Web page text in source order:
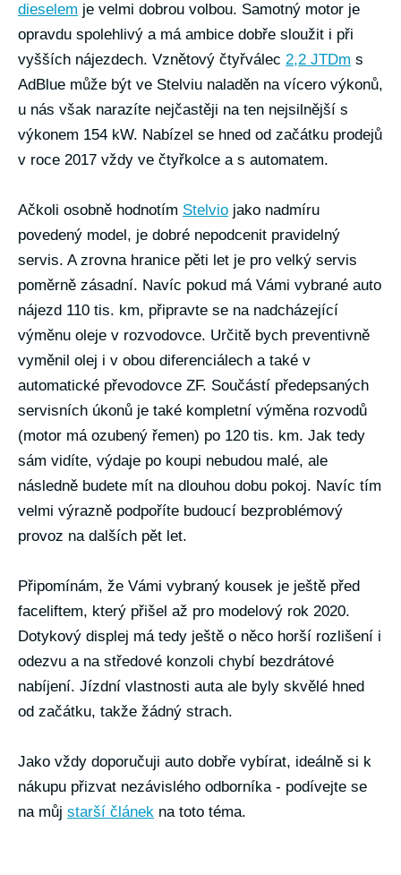
dieselem je velmi dobrou volbou. Samotný motor je
opravdu spolehlivý a má ambice dobře sloužit i při
vyšších nájezdech. Vznětový čtyřválec 2,2 JTDm s
AdBlue může být ve Stelviu naladěn na vícero výkonů,
u nás však narazíte nejčastěji na ten nejsilnější s
výkonem 154 kW. Nabízel se hned od začátku prodejů
v roce 2017 vždy ve čtyřkolce a s automatem.
Ačkoli osobně hodnotím Stelvio jako nadmíru
povedený model, je dobré nepodcenit pravidelný
servis. A zrovna hranice pěti let je pro velký servis
poměrně zásadní. Navíc pokud má Vámi vybrané auto
nájezd 110 tis. km, připravte se na nadcházející
výměnu oleje v rozvodovce. Určitě bych preventivně
vyměnil olej i v obou diferenciálech a také v
automatické převodovce ZF. Součástí předepsaných
servisních úkonů je také kompletní výměna rozvodů
(motor má ozubený řemen) po 120 tis. km. Jak tedy
sám vidíte, výdaje po koupi nebudou malé, ale
následně budete mít na dlouhou dobu pokoj. Navíc tím
velmi výrazně podpoříte budoucí bezproblémový
provoz na dalších pět let.
Připomínám, že Vámi vybraný kousek je ještě před
faceliftem, který přišel až pro modelový rok 2020.
Dotykový displej má tedy ještě o něco horší rozlišení i
odezvu a na středové konzoli chybí bezdrátové
nabíjení. Jízdní vlastnosti auta ale byly skvělé hned
od začátku, takže žádný strach.
Jako vždy doporučuji auto dobře vybírat, ideálně si k
nákupu přizvat nezávislého odborníka - podívejte se
na můj starší článek na toto téma.